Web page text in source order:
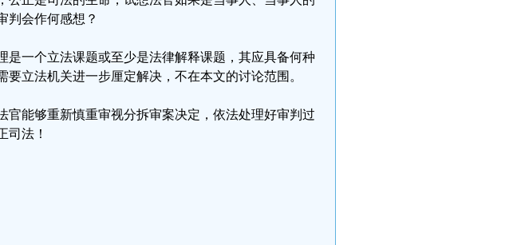
判会作何感想？
是一个立法课题或至少是法律解释课题，其应具备何种
立法机关进一步厘定解决，不在本文的讨论范围。
官能够重新慎重审视分拆审案决定，依法处理好审判过
司法！